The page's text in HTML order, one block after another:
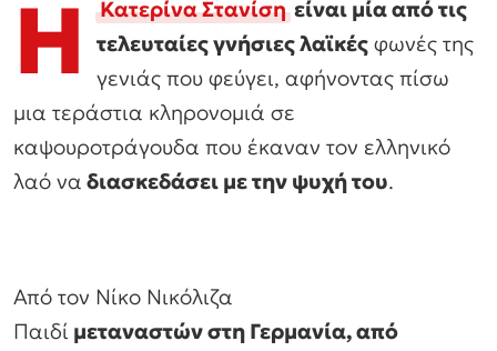
Η Κατερίνα Στανίσηείναι μία από τις
τελευταίες γνήσιες λαϊκές φωνές της
γενιάς που φεύγει, αφήνοντας πίσω
μια τεράστια κληρονομιά σε
καψουροτράγουδα που έκαναν τον ελληνικό
λαό να διασκεδάσει με την ψυχή του.
Από τον Νίκο Νικόλιζα
Παιδί μεταναστών στη Γερμανία, από